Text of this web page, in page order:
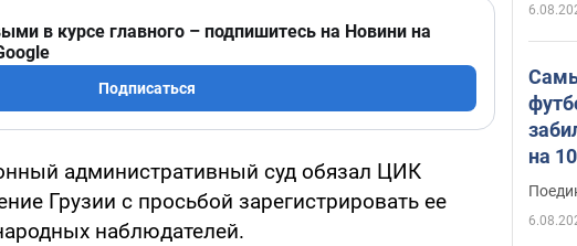
в курсе главного – подпишитесь на Новини на
Подписаться
административный суд обязал ЦИК
Грузии с просьбой зарегистрировать ее
наблюдателей.
на